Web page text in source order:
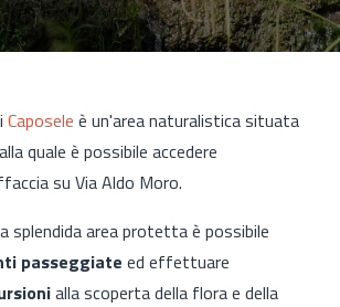
Caposele è un'area naturalistica situata
quale è possibile accedere
su Via Aldo Moro.
splendida area protetta è possibile
passeggiate ed effettuare
alla scoperta della flora e della